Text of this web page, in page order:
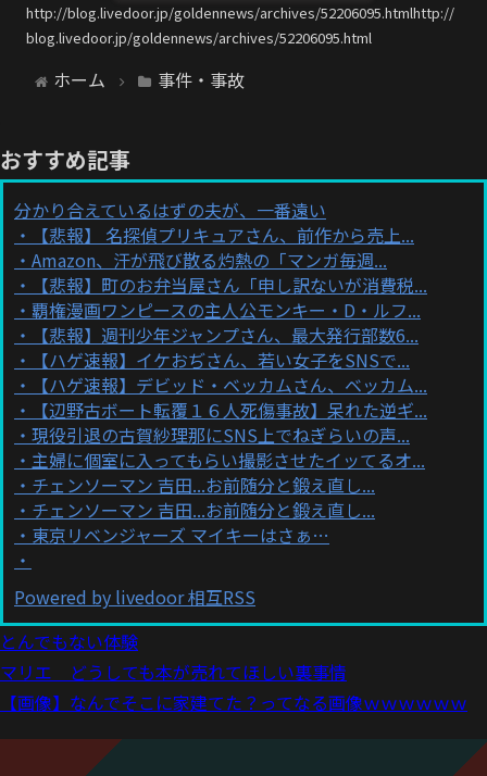
http://blog.livedoor.jp/goldennews/archives/52206095.htmlhttp://
blog.livedoor.jp/goldennews/archives/52206095.html
ホーム 事件・事故
おすすめ記事
分かり合えているはずの夫が、一番遠い
【悲報】 名探偵プリキュアさん、前作から売上...
Amazon、汗が飛び散る灼熱の「マンガ毎週...
【悲報】町のお弁当屋さん「申し訳ないが消費税...
覇権漫画ワンピースの主人公モンキー・D・ルフ...
【悲報】週刊少年ジャンプさん、最大発行部数6...
【ハゲ速報】イケおぢさん、若い女子をSNSで...
【ハゲ速報】デビッド・ベッカムさん、ベッカム...
【辺野古ボート転覆１６人死傷事故】呆れた逆ギ...
現役引退の古賀紗理那にSNS上でねぎらいの声...
主婦に個室に入ってもらい撮影させたイッてるオ...
チェンソーマン 吉田...お前随分と鍛え直し...
チェンソーマン 吉田...お前随分と鍛え直し...
東京リベンジャーズ マイキーはさぁ…
Powered by livedoor 相互RSS
とんでもない体験
マリエ どうしても本が売れてほしい裏事情
【画像】なんでそこに家建てた？ってなる画像ｗｗｗｗｗｗ